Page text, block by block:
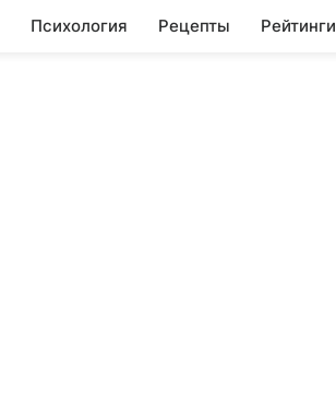
Психология Рецепты Рейтинги